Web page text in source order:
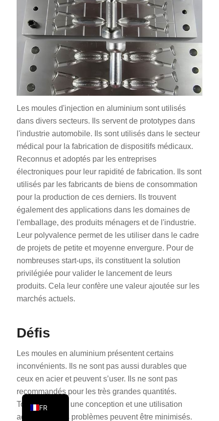
Les moules d'injection en aluminium sont utilisés
dans divers secteurs. Ils servent de prototypes dans
l'industrie automobile. Ils sont utilisés dans le secteur
médical pour la fabrication de dispositifs médicaux.
Reconnus et adoptés par les entreprises
électroniques pour leur rapidité de fabrication. Ils sont
utilisés par les fabricants de biens de consommation
pour la production de ces derniers. Ils trouvent
également des applications dans les domaines de
l'emballage, des produits ménagers et de l'industrie.
Leur polyvalence permet de les utiliser dans le cadre
de projets de petite et moyenne envergure. Pour de
nombreuses start-ups, ils constituent la solution
privilégiée pour valider le lancement de leurs
produits. Cela leur confère une valeur ajoutée sur les
marchés actuels.
Défis
Les moules en aluminium présentent certains
inconvénients. Ils ne sont pas aussi durables que
ceux en acier et peuvent s’user. Ils ne sont pas
recommandés pour les très grandes quantités.
Toutefois, avec une conception et une utilisation
adéquates, ces problèmes peuvent être minimisés.
FR
EN
IT
NL
TR
AR
ES
JA
KO
PT
CS
DA
NB
EL
SV
ES_MX